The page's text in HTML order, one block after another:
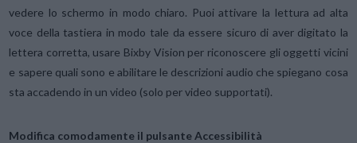
vedere lo schermo in modo chiaro. Puoi attivare la lettura ad alta
voce della tastiera in modo tale da essere sicuro di aver digitato la
lettera corretta, usare Bixby Vision per riconoscere gli oggetti vicini
e sapere quali sono e abilitare le descrizioni audio che spiegano cosa
sta accadendo in un video (solo per video supportati).
Modifica comodamente il pulsante Accessibilità